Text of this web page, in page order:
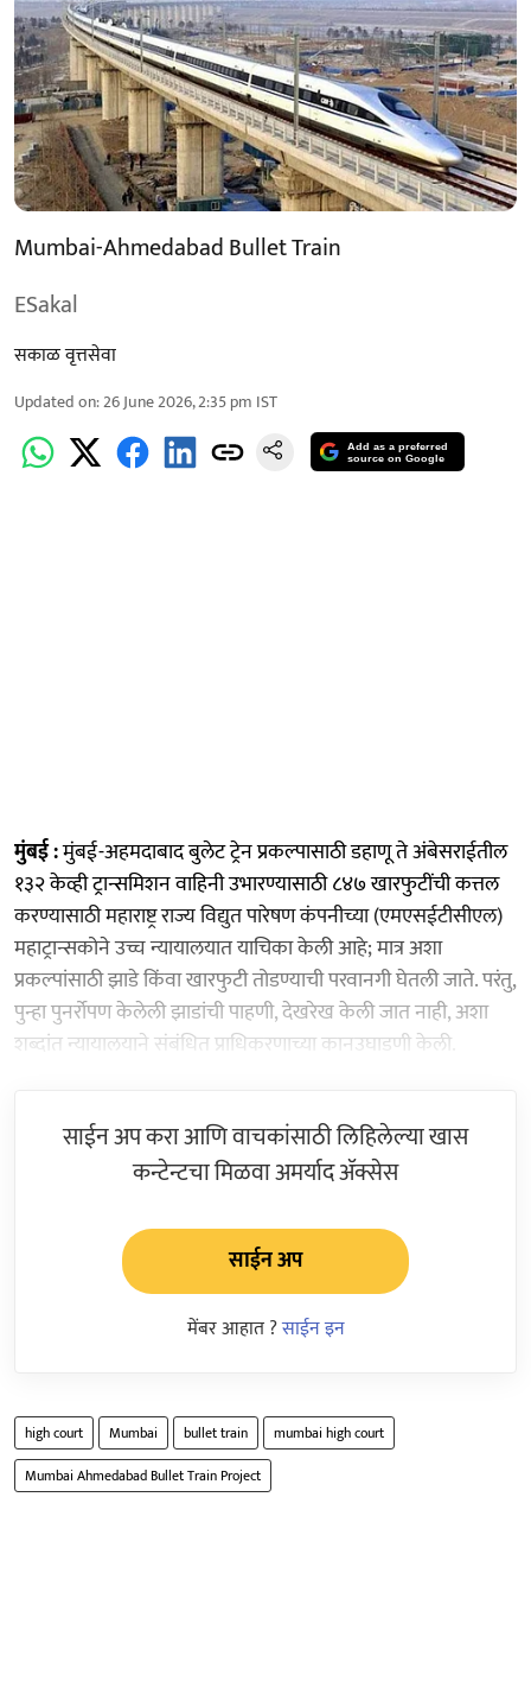
Mumbai-Ahmedabad Bullet Train
ESakal
सकाळ वृत्तसेवा
Updated on:26 June 2026, 2:35 pm IST
Add as a preferred
source on Google
मुंबई :मुंबई-अहमदाबाद बुलेट ट्रेन प्रकल्पासाठी डहाणू ते अंबेसराईतील
१३२ केव्ही ट्रान्समिशन वाहिनी उभारण्यासाठी ८४७ खारफुटींची कत्तल
करण्यासाठी महाराष्ट्र राज्य विद्युत पारेषण कंपनीच्या (एमएसईटीसीएल)
महाट्रान्सकोने उच्च न्यायालयात याचिका केली आहे; मात्र अशा
प्रकल्पांसाठी झाडे किंवा खारफुटी तोडण्याची परवानगी घेतली जाते. परंतु,
पुन्हा पुनर्रोपण केलेली झाडांची पाहणी, देखरेख केली जात नाही, अशा
शब्दांत न्यायालयाने संबंधित प्राधिकरणाच्या कानउघाडणी केली.
साईन अप करा आणि वाचकांसाठी लिहिलेल्या खास
कन्टेन्टचा मिळवा अमर्याद ॲक्सेस
साईन अप
मेंबर आहात ?साईन इन
high court Mumbai bullet train
mumbai high court
Mumbai Ahmedabad Bullet Train Project